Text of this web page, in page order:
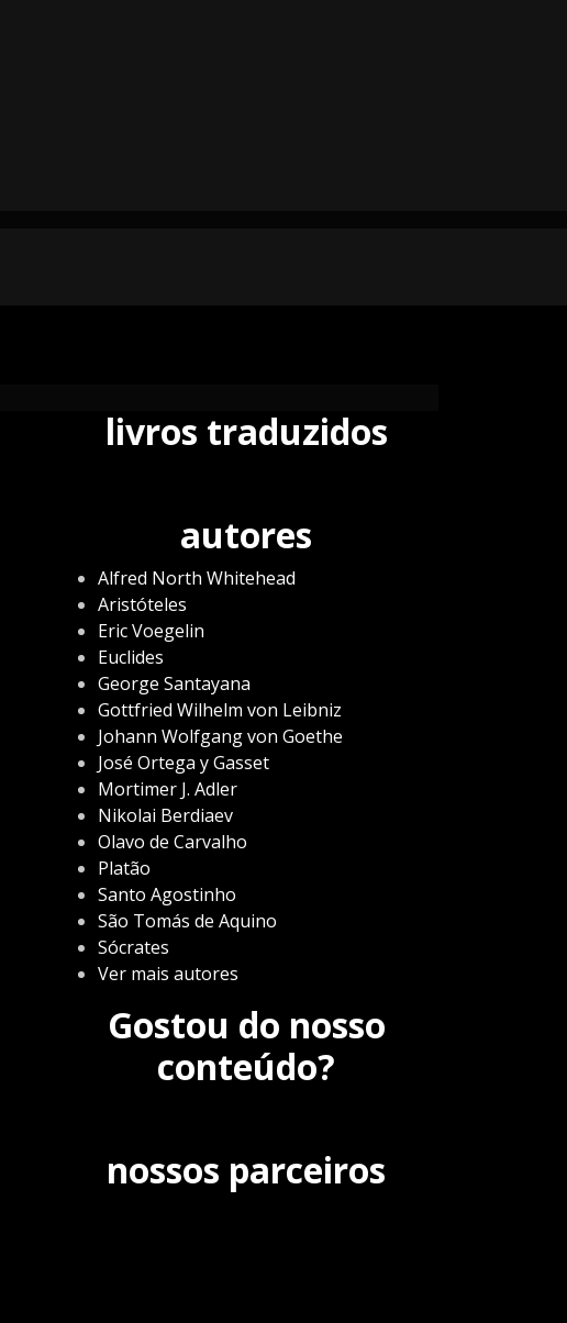
livros traduzidos
autores
Alfred North Whitehead
Aristóteles
Eric Voegelin
Euclides
George Santayana
Gottfried Wilhelm von Leibniz
Johann Wolfgang von Goethe
José Ortega y Gasset
Mortimer J. Adler
Nikolai Berdiaev
Olavo de Carvalho
Platão
Santo Agostinho
São Tomás de Aquino
Sócrates
Ver mais autores
Gostou do nosso
conteúdo?
nossos parceiros